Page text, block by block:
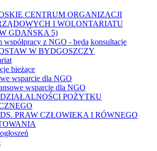
CENTRUM ORGANIZACJI
I WOLONTARIATU
GDAŃSKA 5)
współpracy z NGO - będą konsultacje
W BYDGOSZCZY
bieżące
wsparcie dla NGO
wsparcie dla NGO
POŻYTKU
PRAW CZŁOWIEKA I RÓWNEGO